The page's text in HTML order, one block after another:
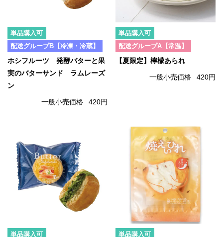
単品購入可
配送グループB【冷凍・冷蔵】
ホシフルーツ 発酵バターと果
実のバターサンド ラムレーズ
ン
一般小売価格 420円
単品購入可
配送グループA【常温】
【夏限定】檸檬あられ
一般小売価格 420円
単品購入可 単品購入可